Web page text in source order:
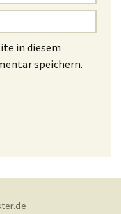
in diesem
speichern.